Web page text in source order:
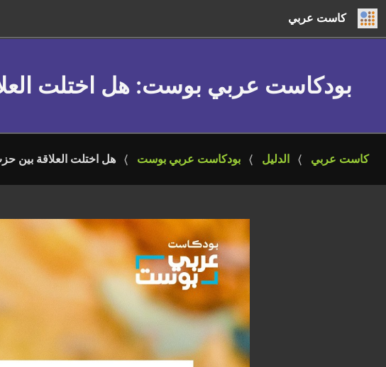
كاست عربي
بودكاست عربي بوست: هل اختلت
كاست عربي الدليل بودكاست عربي بوست هل اختلت العلاقة بين